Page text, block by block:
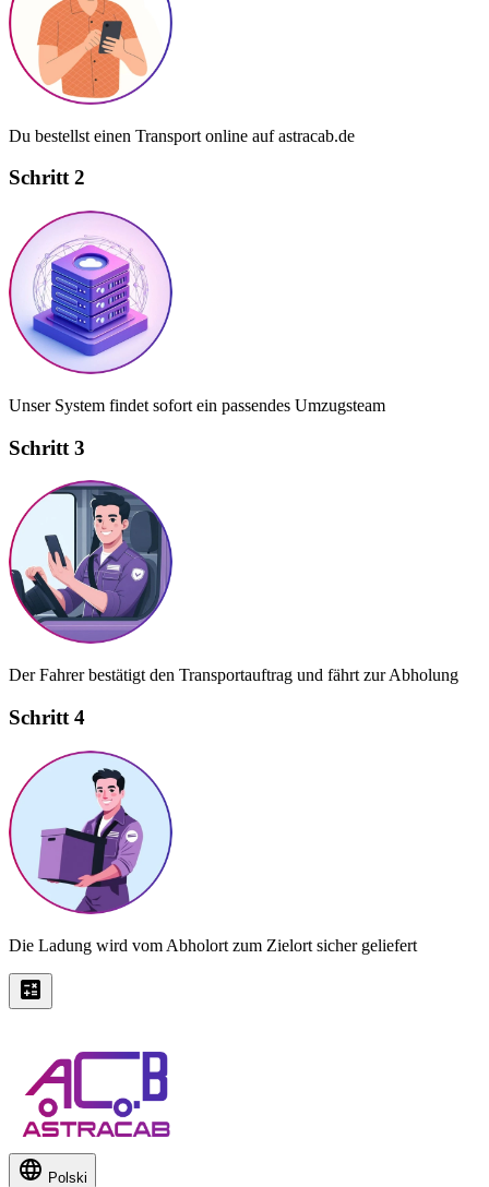
Du bestellst einen Transport online auf astracab.de
Schritt 2
Unser System findet sofort ein passendes Umzugsteam
Schritt 3
Der Fahrer bestätigt den Transportauftrag und fährt zur Abholung
Schritt 4
Die Ladung wird vom Abholort zum Zielort sicher geliefert
Polski